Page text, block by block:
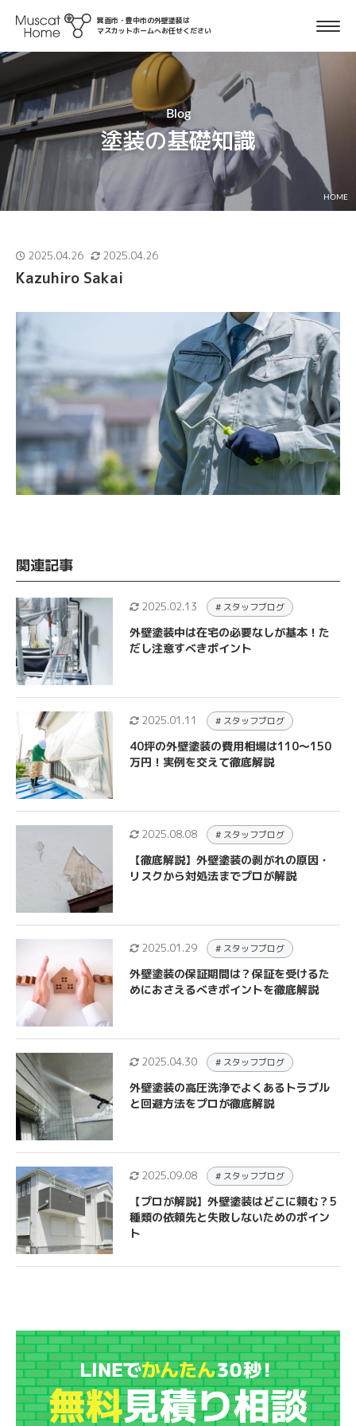
箕面市・豊中市の外壁塗装は
マスカットホームへお任せください
Blog
塗装の基礎知識
HOME
2025.04.26 2025.04.26
Kazuhiro Sakai
関連記事
2025.02.13 # スタッフブログ
外壁塗装中は在宅の必要なしが基本！た
だし注意すべきポイント
2025.01.11 # スタッフブログ
40坪の外壁塗装の費用相場は110～150
万円！実例を交えて徹底解説
2025.08.08 # スタッフブログ
【徹底解説】外壁塗装の剥がれの原因・
リスクから対処法までプロが解説
2025.01.29 # スタッフブログ
外壁塗装の保証期間は？保証を受けるた
めにおさえるべきポイントを徹底解説
2025.04.30 # スタッフブログ
外壁塗装の高圧洗浄でよくあるトラブル
と回避方法をプロが徹底解説
2025.09.08 # スタッフブログ
【プロが解説】外壁塗装はどこに頼む？5
種類の依頼先と失敗しないためのポイン
ト